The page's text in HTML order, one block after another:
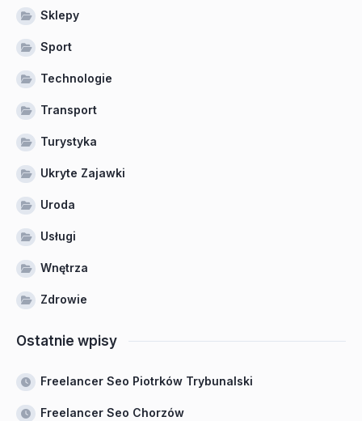
Sklepy
Sport
Technologie
Transport
Turystyka
Ukryte Zajawki
Uroda
Usługi
Wnętrza
Zdrowie
Ostatnie wpisy
Freelancer Seo Piotrków Trybunalski
Freelancer Seo Chorzów